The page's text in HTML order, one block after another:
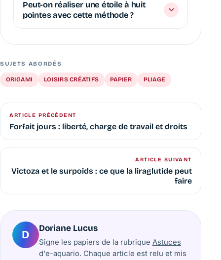
Peut-on réaliser une étoile à huit
pointes avec cette méthode ?
SUJETS ABORDÉS
ORIGAMI LOISIRS CRÉATIFS PAPIER PLIAGE
ARTICLE PRÉCÉDENT
Forfait jours : liberté, charge de travail et droits
ARTICLE SUIVANT
Victoza et le surpoids : ce que la liraglutide peut
faire
D Doriane Lucus
Signe les papiers de la rubrique Astuces
d'e-aquario. Chaque article est relu et mis